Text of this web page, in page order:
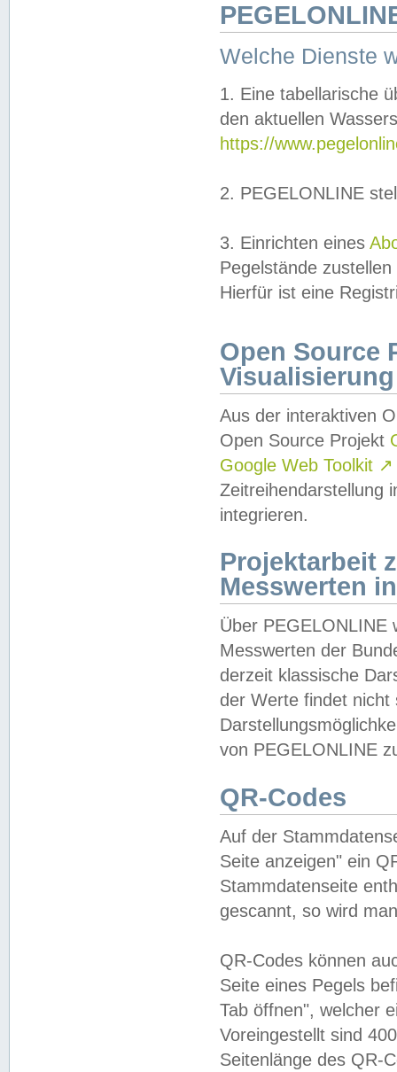
Welche Dienste
1. Eine tabellarische
den aktuellen
https://
2. PEGELONLINE
3. Einrichten eines
Pegelstände
Hierfür ist eine
Open Source
Visualisierung
Aus der interaktiven
Open Source Projekt
Google Web Toolkit ↗
Zeitreihendarstellung
integrieren.
Projektarbeit
Messwerten
Über PEGELONLINE
Messwerten der
derzeit klassische
der Werte findet
von PEGELONLINE
QR-Codes
Auf der
Seite anzeigen" ein
Stammdatenseite
gescannt, so wird
QR-Codes können
Seite eines Pegels
Tab öffnen", welcher
Voreingestellt sind
Seitenlänge des QR-